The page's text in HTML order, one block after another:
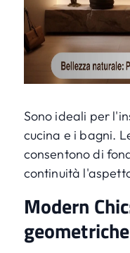
Sono ideali per
cucina e i bagni.
consentono di
continuità
Modern